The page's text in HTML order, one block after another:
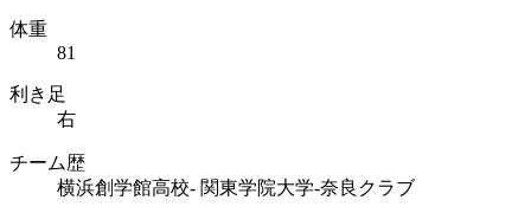
体重
81
利き足
右
チーム歴
横浜創学館高校- 関東学院大学-奈良クラブ